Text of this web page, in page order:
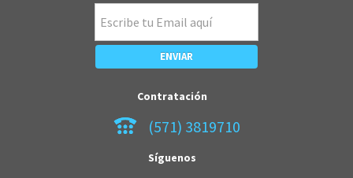
Contratación
(571) 3819710
Síguenos